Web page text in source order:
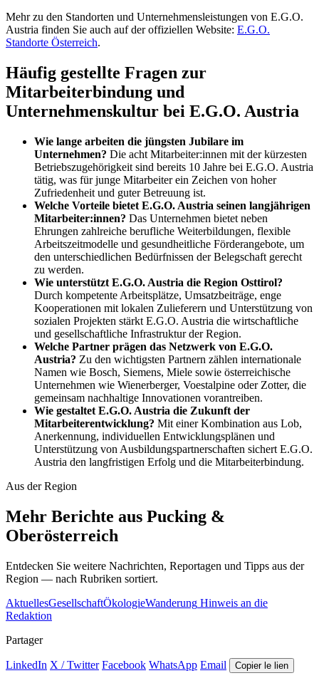
Mehr zu den Standorten und Unternehmensleistungen von E.G.O.
Austria finden Sie auch auf der offiziellen Website: E.G.O.
Standorte Österreich.
Häufig gestellte Fragen zur
Mitarbeiterbindung und
Unternehmenskultur bei E.G.O. Austria
Wie lange arbeiten die jüngsten Jubilare im
Unternehmen? Die acht Mitarbeiter:innen mit der kürzesten
Betriebszugehörigkeit sind bereits 10 Jahre bei E.G.O. Austria
tätig, was für junge Mitarbeiter ein Zeichen von hoher
Zufriedenheit und guter Betreuung ist.
Welche Vorteile bietet E.G.O. Austria seinen langjährigen
Mitarbeiter:innen? Das Unternehmen bietet neben
Ehrungen zahlreiche berufliche Weiterbildungen, flexible
Arbeitszeitmodelle und gesundheitliche Förderangebote, um
den unterschiedlichen Bedürfnissen der Belegschaft gerecht
zu werden.
Wie unterstützt E.G.O. Austria die Region Osttirol?
Durch kompetente Arbeitsplätze, Umsatzbeiträge, enge
Kooperationen mit lokalen Zulieferern und Unterstützung von
sozialen Projekten stärkt E.G.O. Austria die wirtschaftliche
und gesellschaftliche Infrastruktur der Region.
Welche Partner prägen das Netzwerk von E.G.O.
Austria? Zu den wichtigsten Partnern zählen internationale
Namen wie Bosch, Siemens, Miele sowie österreichische
Unternehmen wie Wienerberger, Voestalpine oder Zotter, die
gemeinsam nachhaltige Innovationen vorantreiben.
Wie gestaltet E.G.O. Austria die Zukunft der
Mitarbeiterentwicklung? Mit einer Kombination aus Lob,
Anerkennung, individuellen Entwicklungsplänen und
Unterstützung von Ausbildungspartnerschaften sichert E.G.O.
Austria den langfristigen Erfolg und die Mitarbeiterbindung.
Aus der Region
Mehr Berichte aus Pucking &
Oberösterreich
Entdecken Sie weitere Nachrichten, Reportagen und Tipps aus der
Region — nach Rubriken sortiert.
AktuellesGesellschaftÖkologieWanderung Hinweis an die
Redaktion
Partager
LinkedIn X / Twitter Facebook WhatsApp Email Copier le lien